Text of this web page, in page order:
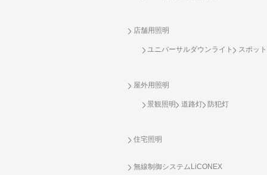
店舗用照明
ユニバーサルダウンライト スポッ
屋外用照明
景観照明 道路灯 防犯灯
住宅照明
無線制御システム LiCONEX